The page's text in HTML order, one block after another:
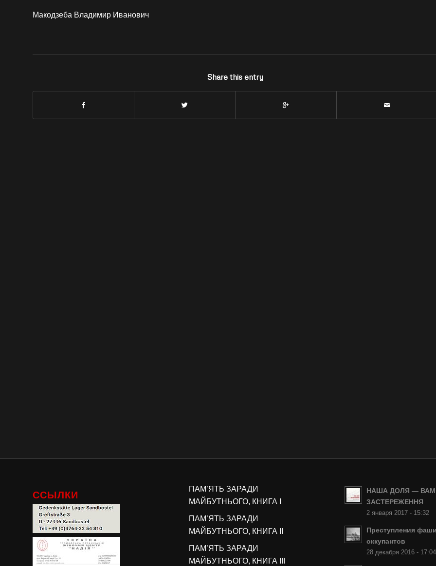
Макодзеба Владимир Иванович
Share this entry
ССЫЛКИ
ПАМ’ЯТЬ ЗАРАДИ
МАЙБУТНЬОГО, КНИГА I
ПАМ’ЯТЬ ЗАРАДИ
МАЙБУТНЬОГО, КНИГА II
ПАМ’ЯТЬ ЗАРАДИ
МАЙБУТНЬОГО, КНИГА III
НАША ДОЛЯ — ВАМ
ЗАСТЕРЕЖЕННЯ
2 января 2017 - 15:32
Преступления
оккупантов
28 декабря 2016 - 17:04